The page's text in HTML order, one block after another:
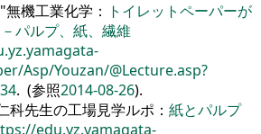
無機工業化学： トイレットペーパーが
パルプ、紙、繊維
Asp/Youzan/@Lecture.asp?
. (参照2014-08-26).
科先生の工場見学ルポ： 紙とパルプ
edu.yz.yamagata-